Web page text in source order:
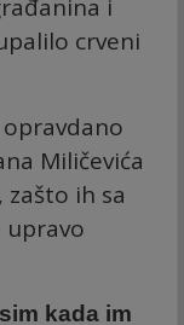
i
crveni
Miličevića
zašto ih sa
kada im